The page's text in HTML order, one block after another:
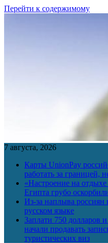
Перейти к содержимому
7 августа, 2026
Карты UnionPay
работать за границей,
«Настроение на
Египта грубо
Из-за наплыва
русском языке
Заплати 750 долларов
начали продавать
туристических виз